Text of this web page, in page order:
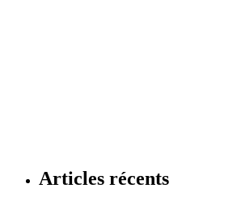
Articles récents